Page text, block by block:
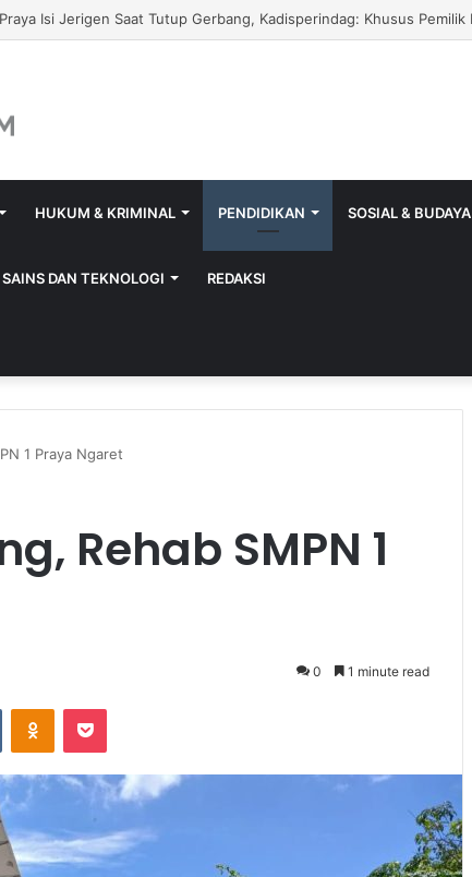
2026, Apriadi Jagokan Lalu Pathul Bahri Pimpin KONI NTB
HUKUM & KRIMINAL PENDIDIKAN SOSIAL & BUDAYA
SAINS DAN TEKNOLOGI REDAKSI
1 Praya Ngaret
Rehab SMPN 1
0 1 minute read
VKontakteOdnoklassniki
Pocket